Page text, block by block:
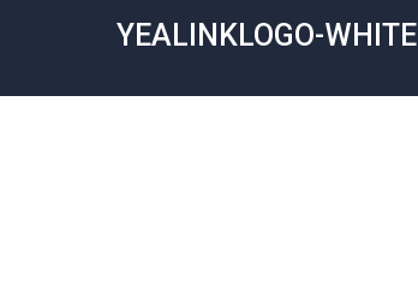
YEALINKLOGO-WHITE